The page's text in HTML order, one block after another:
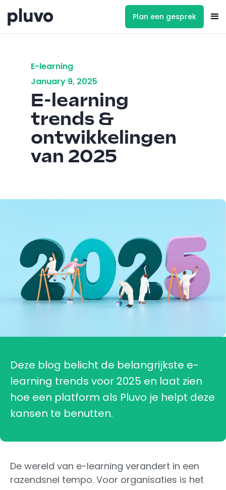
Plan een gesprek
E-learning
January 9, 2025
E-learning
trends &
ontwikkelingen
van 2025
Deze blog belicht de belangrijkste e-
learning trends voor 2025 en laat zien
hoe een platform als Pluvo je helpt deze
kansen te benutten.
De wereld van e-learning verandert in een
razendsnel tempo. Voor organisaties is het